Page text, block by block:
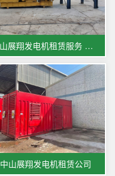
中山展翔发电机租赁服务 为您的电力需求保驾护航​
中山展翔发电机租赁公司